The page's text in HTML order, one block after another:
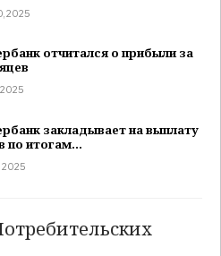
2025
отчитался о прибыли за
2025
закладывает на выплату
по итогам…
2025